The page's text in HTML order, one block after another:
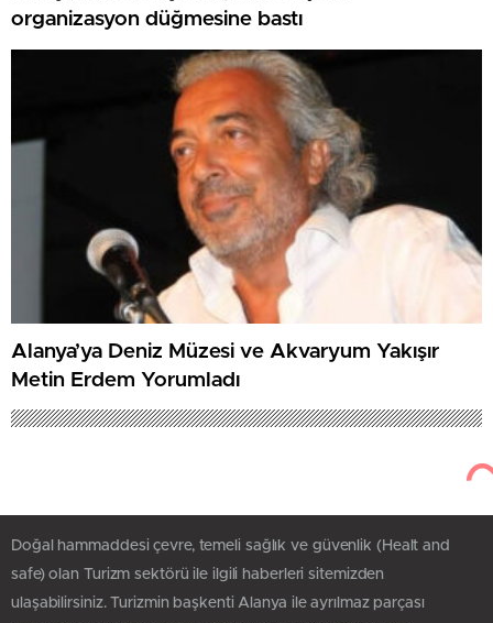
organizasyon düğmesine bastı
Alanya’ya Deniz Müzesi ve Akvaryum Yakışır
Metin Erdem Yorumladı
Doğal hammaddesi çevre, temeli sağlık ve güvenlik (Healt and
safe) olan Turizm sektörü ile ilgili haberleri sitemizden
ulaşabilirsiniz. Turizmin başkenti Alanya ile ayrılmaz parçası